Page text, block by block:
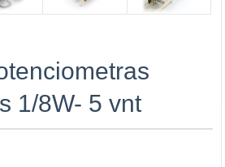
1/8W- 5 vnt